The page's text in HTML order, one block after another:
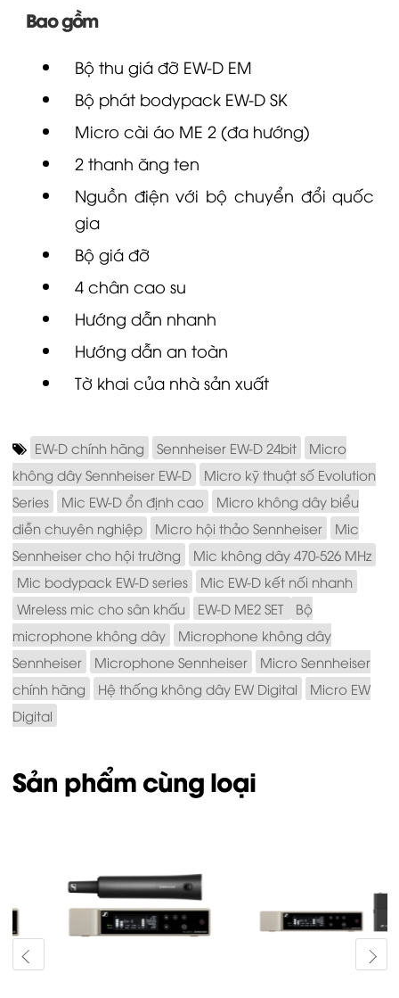
Bao gồm
Bộ thu giá đỡ EW-DEM
Bộ phát bodypack EW-D SK
Micro cài áo ME 2(đa hướng)
2 thanh ăng ten
Nguồn điện với bộ chuyển đổi quốc
gia
Bộ giá đỡ
4 chân cao su
Hướng dẫn nhanh
Hướng dẫn an toàn
Tờ khai của nhà sản xuất
EW-D chính hãng Sennheiser EW-D 24bit
Micro
không dây Sennheiser EW-D
Micro kỹ thuật số Evolution
Series
Mic EW-D ổn định cao
Micro không dây biểu
diễn chuyên nghiệp
Micro hội thảo Sennheiser
Mic
Sennheiser cho hội trường
Mic không dây 470-526 MHz
Mic bodypack EW-D series
Mic EW-D kết nối nhanh
Wireless mic cho sân khấu
EW-D ME2 SET
Bộ
microphone không dây
Microphone không dây
Sennheiser
Microphone Sennheiser
Micro Sennheiser
chính hãng
Hệ thống không dây EW Digital
Micro EW
Digital
Sản phẩm cùng loại